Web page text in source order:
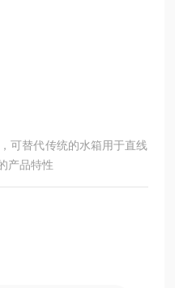
可替代传统的水箱用于直线
产品特性